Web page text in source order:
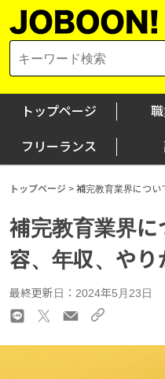
Skip
to
for:
トップページ
フリーランス
トップページ > 補完教育業界につい
補完教育業界に
容、年収、や
最終更新日：2024年5月23日